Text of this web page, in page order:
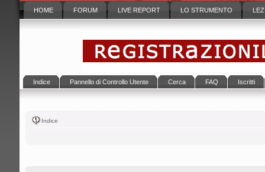
HOME FORUM LIVE REPORT LO STRUMENTO
Indice Pannello di Controllo Utente Cerca FAQ Iscritti
Indice